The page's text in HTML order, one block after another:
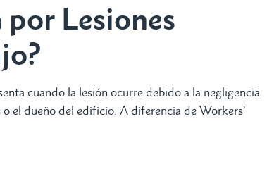
por Lesiones
cuando la lesión ocurre debido a la negligencia
el dueño del edificio. A diferencia de Workers’